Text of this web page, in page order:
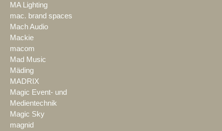
MA Lighting
mac. brand spaces
Mach Audio
Mackie
macom
Mad Music
Mäding
MADRIX
Magic Event- und
Medientechnik
Magic Sky
magnid